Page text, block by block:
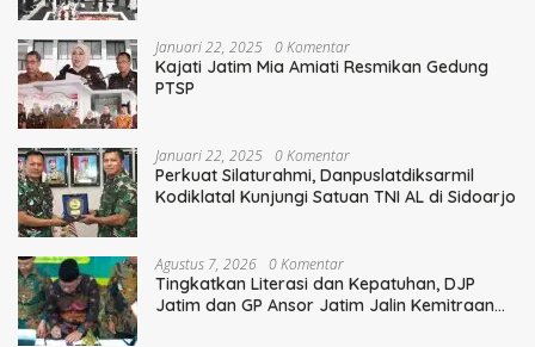
Januari 22, 2025 0 Komentar
Kajati Jatim Mia Amiati Resmikan Gedung
PTSP
Januari 22, 2025 0 Komentar
Perkuat Silaturahmi, Danpuslatdiksarmil
Kodiklatal Kunjungi Satuan TNI AL di Sidoarjo
Agustus 7, 2026 0 Komentar
Tingkatkan Literasi dan Kepatuhan, DJP
Jatim dan GP Ansor Jatim Jalin Kemitraan